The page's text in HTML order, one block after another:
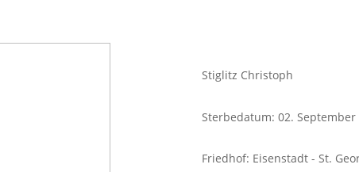
Stiglitz Christoph
Sterbedatum: 02. September
Friedhof: Eisenstadt - St.